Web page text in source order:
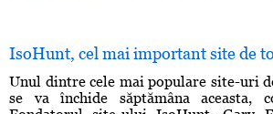
IsoHunt, cel mai important site de
Unul dintre cele mai populare site-uri
se va închide săptămâna aceasta,